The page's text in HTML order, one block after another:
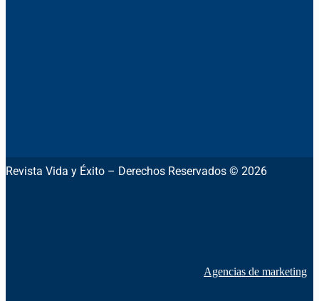
Revista Vida y Éxito – Derechos Reservados © 2026
Agencias de marketing